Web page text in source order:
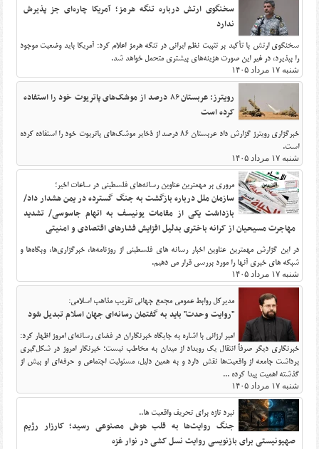
سخنگوی ارتش درباره تنگه هرمز؛ آمریکا چاره‌ای جز پذیرش
ندارد
سخنگوی ارتش با تأکید بر تثبیت نظم ایرانی در تنگه هرمز اعلام کرد: آمریکا باید وضعیت موجود
را بپذیرد، در غیر این صورت هزینه‌های بیشتری متحمل خواهد شد.
شنبه ۱۷ مرداد ۱۴۰۵
رویترز: عربستان ۸۶ درصد از موشک‌های پاتریوت خود را استفاده
کرده است
خبرگزاری رویترز گزارش داد عربستان ۸۶ درصد از ذخایر موشک‌های پاتریوت خود را استفاده کرده
است.
شنبه ۱۷ مرداد ۱۴۰۵
مروری بر مهمترین عناوین رسانه‌های فلسطینی در ساعات اخیر؛
سازمان ملل درباره بازگشت به جنگ گسترده در یمن هشدار داد/
بازداشت یکی از مقامات یونیسف به اتهام جاسوسی/ تشدید
مهاجرت مسیحیان از کرانه باختری بدلیل افزایش فشارهای اقتصادی و امنیتی
در این گزارش مهمترین عناوین اخبار رسانه های فلسطینی از روزنامه‌ها، خبرگزاری‌ها، وبگاه‌ها و
شبکه های خبری آنها را مورد بررسی قرار می دهیم.
شنبه ۱۷ مرداد ۱۴۰۵
مدیرکل روابط عمومی مجمع جهانی تقریب مذاهب اسلامی:
"روایت وحدت" باید به گفتمان رسانه‌ای جهان اسلام تبدیل شود
امیر ارزانی با اشاره به جایگاه خبرنگاران در فضای رسانه‌ای امروز اظهار کرد:
خبرنگاری دیگر صرفاً انتقال یک رویداد از میدان به مخاطب نیست؛ خبرنگار امروز در شکل‌گیری
برداشت جامعه از واقعیت‌ها نقش دارد و به همین دلیل، مسئولیت اجتماعی و حرفه‌ای او بیش از
گذشته اهمیت پیدا کرده ...
شنبه ۱۷ مرداد ۱۴۰۵
نبرد تازه برای تحریف واقعیت ها..
جنگ روایت‌ها به قلب هوش مصنوعی رسید؛ کارزار رژیم
صهیونیستی برای بازنویسی روایت نسل کشی در نوار غزه